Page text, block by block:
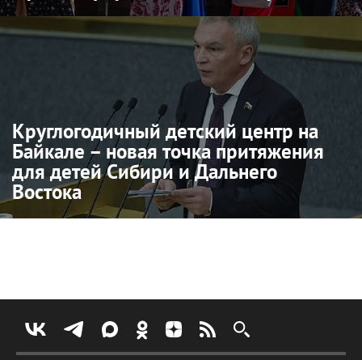
Круглогодичный детский центр на
Байкале – новая точка притяжения
для детей Сибири и Дальнего
Востока